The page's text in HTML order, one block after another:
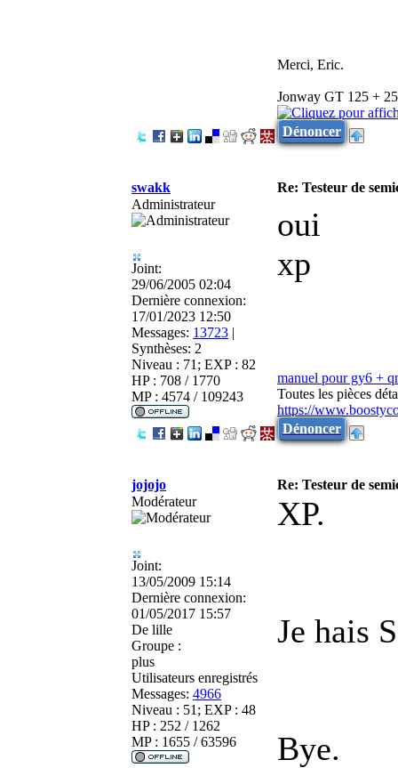
Merci, Eric.
Jonway GT 125 +
Dénoncer
swakk
Re: Testeur de
Administrateur
Joint:
29/06/2005 02:04
Dernière connexion:
17/01/2023 12:50
Messages: 13723 |
Synthèses: 2
Niveau : 71; EXP : 82
HP : 708 / 1770
MP : 4574 / 109243
oui
xp
manuel pour gy6 +
Toutes les pièces
https://
Dénoncer
jojojo
Re: Testeur de
Modérateur
Joint:
13/05/2009 15:14
Dernière connexion:
01/05/2017 15:57
De lille
Groupe :
plus
Utilisateurs enregistrés
Messages: 4966
Niveau : 51; EXP : 48
HP : 252 / 1262
MP : 1655 / 63596
XP.
Je hais
Bye.